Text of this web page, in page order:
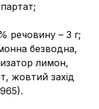
речовину – 3 г;
безводна,
лимон,
жовтий захід